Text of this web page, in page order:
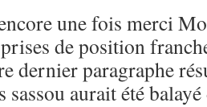
une fois merci
de position
dernier paragraphe
sassou aurait été